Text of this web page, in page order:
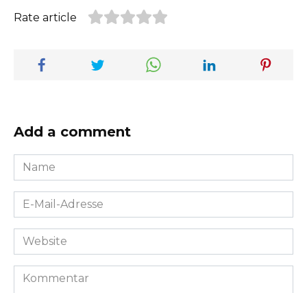
Rate article
Add a comment
Name
*
E-
Mail-
Adresse
Website
Kommentar